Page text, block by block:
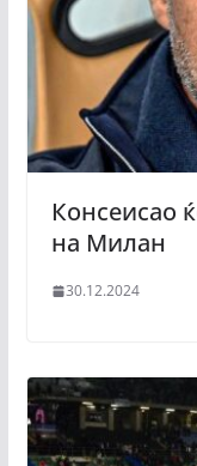
Консеисао
на Милан
30.12.2024